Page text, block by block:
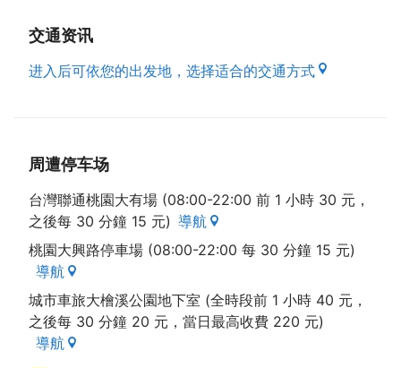
交通资讯
进入后可依您的出发地，选择适合的交通方式
周遭停车场
台灣聯通桃園大有場 (08:00-22:00 前 1 小時 30 元，
之後每 30 分鐘 15 元) 導航
桃園大興路停車場 (08:00-22:00 每 30 分鐘 15 元)
導航
城市車旅大檜溪公園地下室 (全時段前 1 小時 40 元，
之後每 30 分鐘 20 元，當日最高收費 220 元)
導航